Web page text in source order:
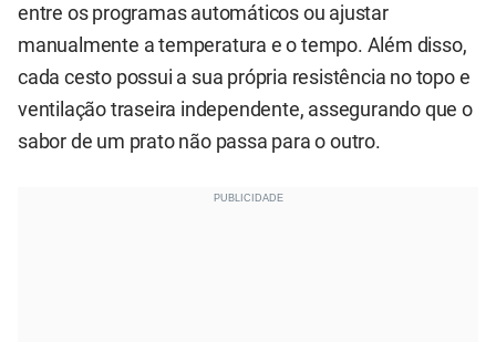
entre os programas automáticos ou ajustar
manualmente a temperatura e o tempo. Além disso,
cada cesto possui a sua própria resistência no topo e
ventilação traseira independente, assegurando que o
sabor de um prato não passa para o outro.